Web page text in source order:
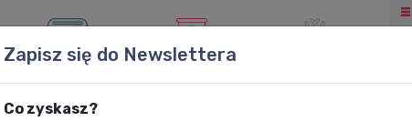
KLIMATYZACJA OGRZEWANIE
Zapisz się do Newslettera
Co zyskasz?